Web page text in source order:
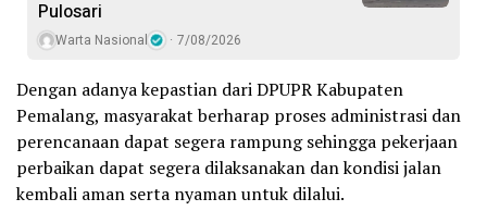
Pulosari
Warta Nasional 7/08/2026
Dengan adanya kepastian dari DPUPR Kabupaten
Pemalang, masyarakat berharap proses administrasi dan
perencanaan dapat segera rampung sehingga pekerjaan
perbaikan dapat segera dilaksanakan dan kondisi jalan
kembali aman serta nyaman untuk dilalui.